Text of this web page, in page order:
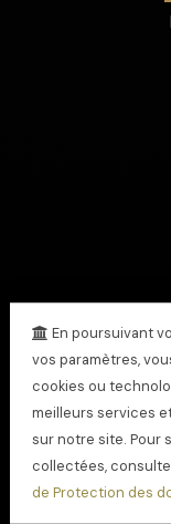
En poursuivant
vos paramètres,
cookies ou
meilleurs services
sur notre site. Pour
collectées,
de Protection des